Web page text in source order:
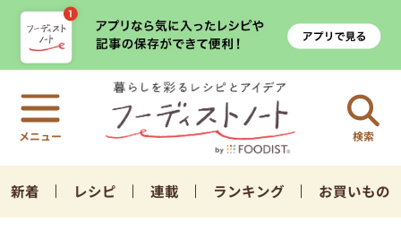
検索
新着 レシピ 連載 ランキング お買いもの